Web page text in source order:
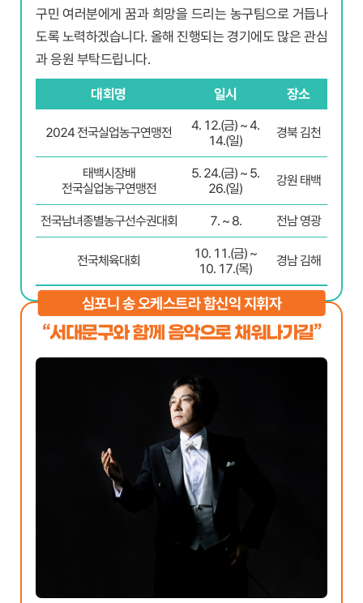
구민 여러분에게 꿈과 희망을 드리는 농구팀으로 거듭나
도록 노력하겠습니다. 올해 진행되는 경기에도 많은 관심
과 응원 부탁드립니다.
대회명 일시 장소
2024 전국실업농구연맹전
4. 12.(금) ~ 4.
14.(일)
경북 김천
태백시장배
전국실업농구연맹전
5. 24.(금) ~ 5.
26.(일)
강원 태백
전국남녀종별농구선수권대회 7. ~ 8. 전남 영광
전국체육대회
10. 11.(금) ~
10. 17.(목)
경남 김해
심포니 송 오케스트라 함신익 지휘자
“서대문구와 함께 음악으로 채워나가길”